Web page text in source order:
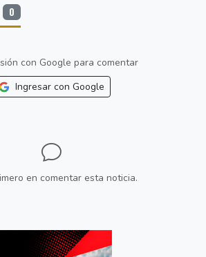
0
con Google para comentar
Ingresar con Google
en comentar esta noticia.